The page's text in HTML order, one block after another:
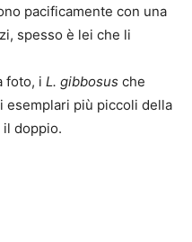
pacificamente con una
spesso è lei che li
foto, i L. gibbosus che
esemplari più piccoli della
il doppio.